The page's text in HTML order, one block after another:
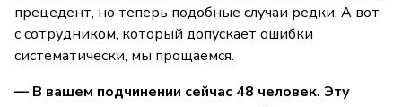
прецедент, но теперь подобные случаи редки. А вот
с сотрудником, который допускает ошибки
систематически, мы прощаемся.
— В вашем подчинении сейчас 48 человек. Эту